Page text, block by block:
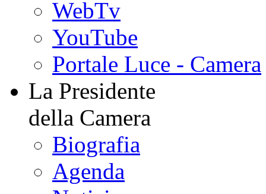
WebTv
YouTube
Portale Luce - Camera
La Presidente
della Camera
Biografia
Agenda